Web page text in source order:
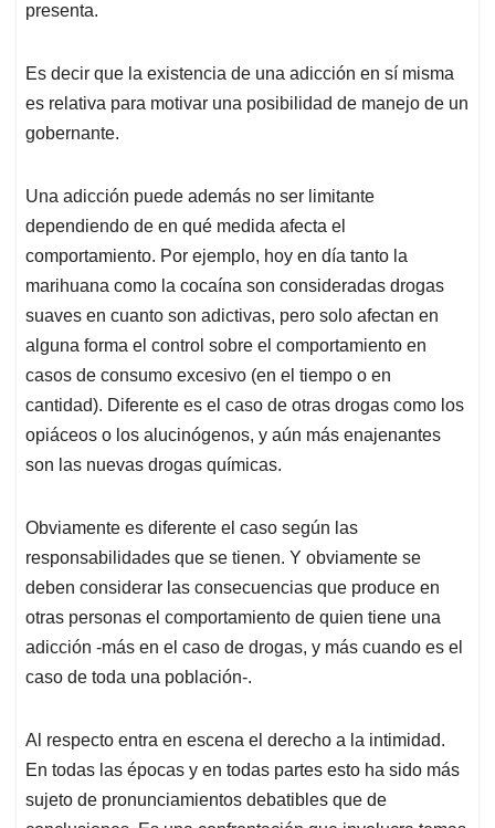
presenta.
Es decir que la existencia de una adicción en sí misma
es relativa para motivar una posibilidad de manejo de un
gobernante.
Una adicción puede además no ser limitante
dependiendo de en qué medida afecta el
comportamiento. Por ejemplo, hoy en día tanto la
marihuana como la cocaína son consideradas drogas
suaves en cuanto son adictivas, pero solo afectan en
alguna forma el control sobre el comportamiento en
casos de consumo excesivo (en el tiempo o en
cantidad). Diferente es el caso de otras drogas como los
opiáceos o los alucinógenos, y aún más enajenantes
son las nuevas drogas químicas.
Obviamente es diferente el caso según las
responsabilidades que se tienen. Y obviamente se
deben considerar las consecuencias que produce en
otras personas el comportamiento de quien tiene una
adicción -más en el caso de drogas, y más cuando es el
caso de toda una población-.
Al respecto entra en escena el derecho a la intimidad.
En todas las épocas y en todas partes esto ha sido más
sujeto de pronunciamientos debatibles que de